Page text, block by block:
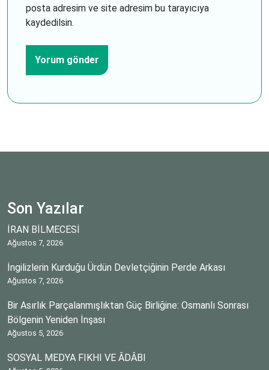
posta adresim ve site adresim bu tarayıcıya
kaydedilsin.
Son Yazılar
İRAN BİLMECESİ
Ağustos 7, 2026
İngilizlerin Kurduğu Ürdün Devletçiğinin Perde Arkası
Ağustos 7, 2026
Bir Asırlık Parçalanmışlıktan Güç Birliğine: Osmanlı Sonrası
Bölgenin Yeniden İnşası
Ağustos 5, 2026
SOSYAL MEDYA FIKHI VE ÂDÂBI